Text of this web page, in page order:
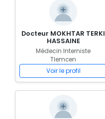
Docteur MOKHTAR TERKI
HASSAINE
Médecin Interniste
Tlemcen
Voir le profil